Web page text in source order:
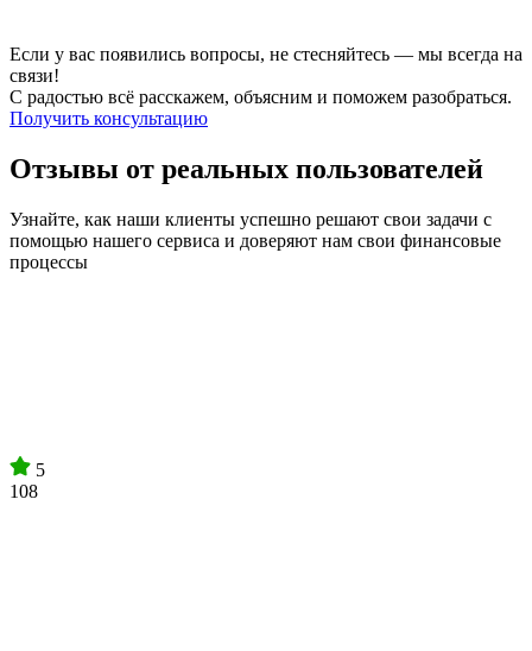
Если у вас появились вопросы, не стесняйтесь — мы всегда на
связи!
С радостью всё расскажем, объясним и поможем разобраться.
Получить консультацию
Отзывы от реальных пользователей
Узнайте, как наши клиенты успешно решают свои задачи с
помощью нашего сервиса и доверяют нам свои финансовые
процессы
5
108